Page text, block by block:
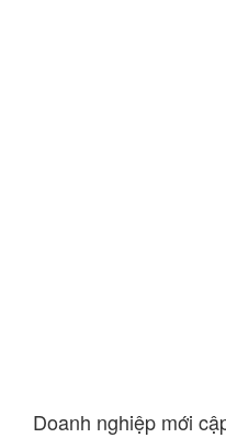
Doanh nghiệp mới